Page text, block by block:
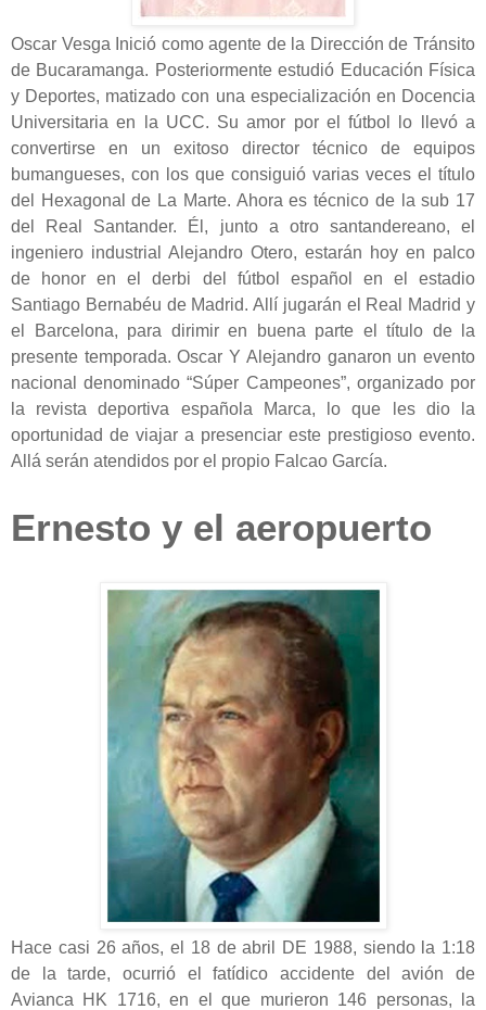
Oscar Vesga Inició como agente de la Dirección de Tránsito
de Bucaramanga. Posteriormente estudió Educación Física
y Deportes, matizado con una especialización en Docencia
Universitaria en la UCC. Su amor por el fútbol lo llevó a
convertirse en un exitoso director técnico de equipos
bumangueses, con los que consiguió varias veces el título
del Hexagonal de La Marte. Ahora es técnico de la sub 17
del Real Santander. Él, junto a otro santandereano, el
ingeniero industrial Alejandro Otero, estarán hoy en palco
de honor en el derbi del fútbol español en el estadio
Santiago Bernabéu de Madrid. Allí jugarán el Real Madrid y
el Barcelona, para dirimir en buena parte el título de la
presente temporada. Oscar Y Alejandro ganaron un evento
nacional denominado “Súper Campeones”, organizado por
la revista deportiva española Marca, lo que les dio la
oportunidad de viajar a presenciar este prestigioso evento.
Allá serán atendidos por el propio Falcao García.
Ernesto y el aeropuerto
Hace casi 26 años, el 18 de abril DE 1988, siendo la 1:18
de la tarde, ocurrió el fatídico accidente del avión de
Avianca HK 1716, en el que murieron 146 personas, la